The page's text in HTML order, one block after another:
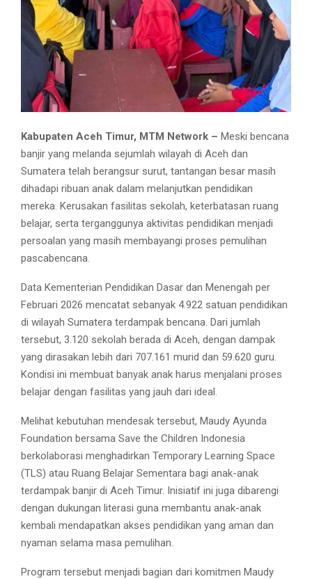
Kabupaten Aceh Timur, MTM Network – Meski bencana
banjir yang melanda sejumlah wilayah di Aceh dan
Sumatera telah berangsur surut, tantangan besar masih
dihadapi ribuan anak dalam melanjutkan pendidikan
mereka. Kerusakan fasilitas sekolah, keterbatasan ruang
belajar, serta terganggunya aktivitas pendidikan menjadi
persoalan yang masih membayangi proses pemulihan
pascabencana.
Data Kementerian Pendidikan Dasar dan Menengah per
Februari 2026 mencatat sebanyak 4.922 satuan pendidikan
di wilayah Sumatera terdampak bencana. Dari jumlah
tersebut, 3.120 sekolah berada di Aceh, dengan dampak
yang dirasakan lebih dari 707.161 murid dan 59.620 guru.
Kondisi ini membuat banyak anak harus menjalani proses
belajar dengan fasilitas yang jauh dari ideal.
Melihat kebutuhan mendesak tersebut, Maudy Ayunda
Foundation bersama Save the Children Indonesia
berkolaborasi menghadirkan Temporary Learning Space
(TLS) atau Ruang Belajar Sementara bagi anak-anak
terdampak banjir di Aceh Timur. Inisiatif ini juga dibarengi
dengan dukungan literasi guna membantu anak-anak
kembali mendapatkan akses pendidikan yang aman dan
nyaman selama masa pemulihan.
Program tersebut menjadi bagian dari komitmen Maudy